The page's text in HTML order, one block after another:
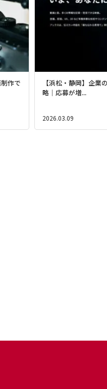
作で
【浜松・静岡】企業
略｜応募が増...
2026.03.09